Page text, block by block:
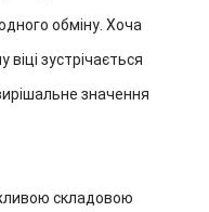
обміну. Хоча
зустрічається
значення
складовою